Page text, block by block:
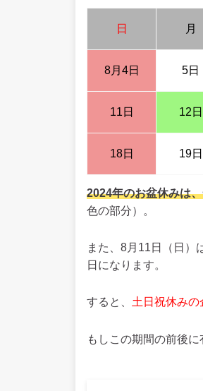
日 月
8月4日 5日
11日 12日
18日 19日
2024年のお盆休みは
色の部分）。
また、8月11日（日）
日になります。
すると、 土日祝休みの
もしこの期間の前後